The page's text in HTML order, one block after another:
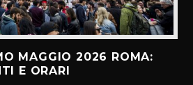
MAGGIO 2026 ROMA:
E ORARI